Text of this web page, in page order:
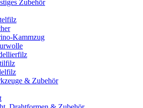
Zubehör
Kammzug
& Zubehör